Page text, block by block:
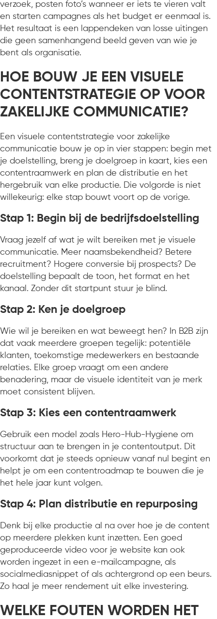
verzoek, posten foto’s wanneer er iets te vieren valt
en starten campagnes als het budget er eenmaal is.
Het resultaat is een lappendeken van losse uitingen
die geen samenhangend beeld geven van wie je
bent als organisatie.
HOE BOUW JE EEN VISUELE
CONTENTSTRATEGIE OP VOOR
ZAKELIJKE COMMUNICATIE?
Een visuele contentstrategie voor zakelijke
communicatie bouw je op in vier stappen: begin met
je doelstelling, breng je doelgroep in kaart, kies een
contentraamwerk en plan de distributie en het
hergebruik van elke productie. Die volgorde is niet
willekeurig: elke stap bouwt voort op de vorige.
Stap 1: Begin bij de bedrijfsdoelstelling
Vraag jezelf af wat je wilt bereiken met je visuele
communicatie. Meer naamsbekendheid? Betere
recruitment? Hogere conversie bij prospects? De
doelstelling bepaalt de toon, het format en het
kanaal. Zonder dit startpunt stuur je blind.
Stap 2: Ken je doelgroep
Wie wil je bereiken en wat beweegt hen? In B2B zijn
dat vaak meerdere groepen tegelijk: potentiële
klanten, toekomstige medewerkers en bestaande
relaties. Elke groep vraagt om een andere
benadering, maar de visuele identiteit van je merk
moet consistent blijven.
Stap 3: Kies een contentraamwerk
Gebruik een model zoals Hero-Hub-Hygiene om
structuur aan te brengen in je contentoutput. Dit
voorkomt dat je steeds opnieuw vanaf nul begint en
helpt je om een contentroadmap te bouwen die je
het hele jaar kunt volgen.
Stap 4: Plan distributie en repurposing
Denk bij elke productie al na over hoe je de content
op meerdere plekken kunt inzetten. Een goed
geproduceerde video voor je website kan ook
worden ingezet in een e-mailcampagne, als
socialmediasnippet of als achtergrond op een beurs.
Zo haal je meer rendement uit elke investering.
WELKE FOUTEN WORDEN HET